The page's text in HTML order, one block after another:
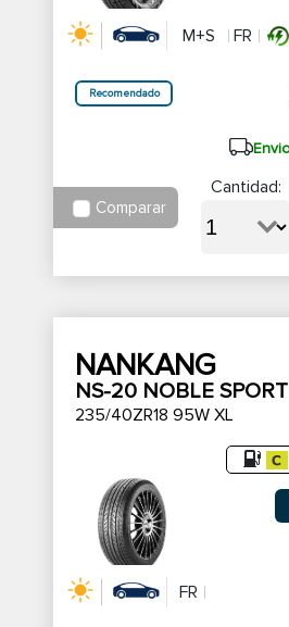
M+S FR
Recomendado
Comparar
Cantidad:
NANKANG
NS-20 NOBLE SPORT
235/40ZR18 95W XL
FR